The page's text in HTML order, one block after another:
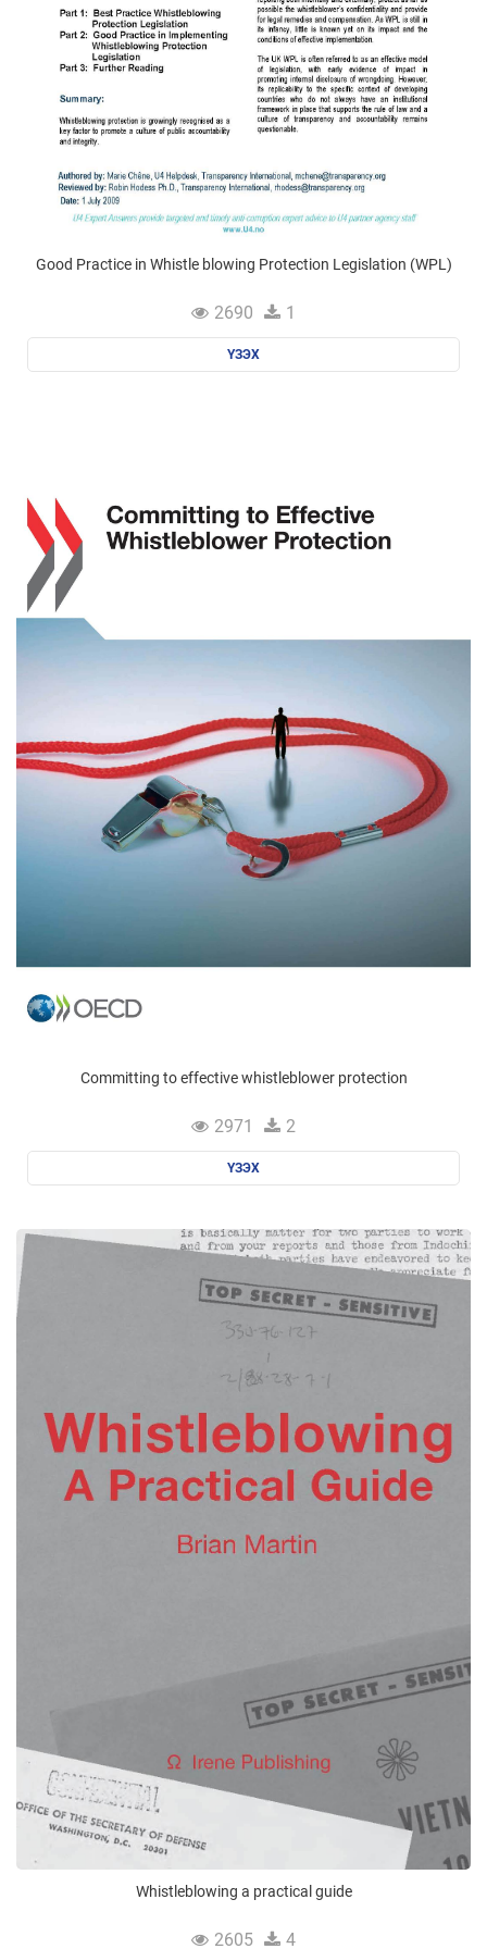
Good Practice in Whistle blowing Protection Legislation (WPL)
2690 1
ҮЗЭХ
Committing to effective whistleblower protection
2971 2
ҮЗЭХ
Whistleblowing a practical guide
2605 4